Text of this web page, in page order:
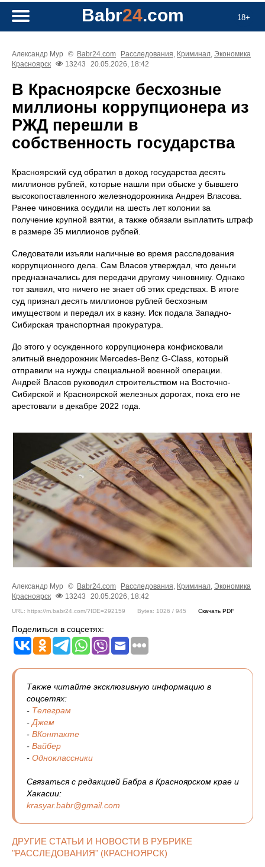
18+
Babr24.com
Александр Мур © Babr24.com Расследования, Криминал, Экономика
Красноярск
13243 20.05.2026, 18:42
В Красноярске бесхозные
миллионы коррупционера из
РЖД перешли в
собственность государства
Красноярский суд обратил в доход государства десять
миллионов рублей, которые нашли при обыске у бывшего
высокопоставленного железнодорожника Андрея Власова.
Ранее чиновника осудили на шесть лет колонии за
получение крупной взятки, а также обязали выплатить штраф
в размере 35 миллионов рублей.
Следователи изъяли наличные во время расследования
коррупционного дела. Сам Власов утверждал, что деньги
предназначались для передачи другому чиновнику. Однако
тот заявил, что ничего не знает об этих средствах. В итоге
суд признал десять миллионов рублей бесхозным
имуществом и передал их в казну. Иск подала Западно-
Сибирская транспортная прокуратура.
До этого у осужденного коррупционера конфисковали
элитный внедорожник Mercedes-Benz G-Class, который
отправили на нужды специальной военной операции.
Андрей Власов руководил строительством на Восточно-
Сибирской и Красноярской железных дорогах, пока его не
арестовали в декабре 2022 года.
Александр Мур © Babr24.com Расследования, Криминал, Экономика
Красноярск
13243 20.05.2026, 18:42
URL: https://m.babr24.com/?IDE=292159 Bytes: 1026 / 945 Скачать PDF
Поделиться в соцсетях:
Также читайте эксклюзивную информацию в
соцсетях:
- Телеграм
-Джем
- ВКонтакте
- Вайбер
- Одноклассники
Связаться с редакцией Бабра в Красноярском крае и
Хакасии:
krasyar.babr@gmail.com
ДРУГИЕ СТАТЬИ И НОВОСТИ В РУБРИКЕ
"РАССЛЕДОВАНИЯ" (КРАСНОЯРСК)